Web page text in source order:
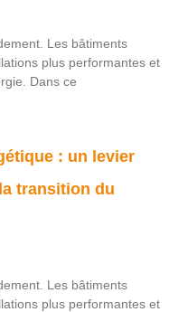
Les bâtiments
plus performantes et
Dans ce
: un levier
transition du
Les bâtiments
plus performantes et